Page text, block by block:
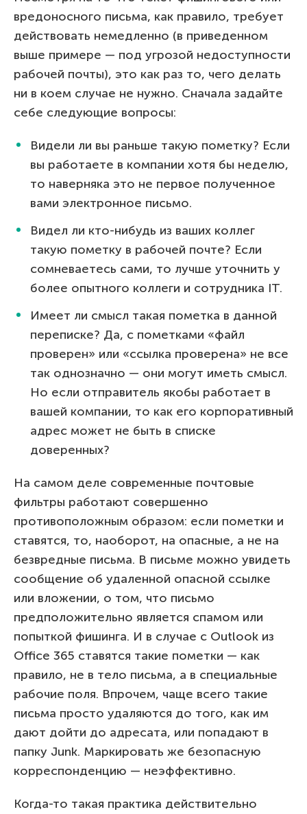
вредоносного письма, как правило, требует
действовать немедленно (в приведенном
выше примере — под угрозой недоступности
рабочей почты), это как раз то, чего делать
ни в коем случае не нужно. Сначала задайте
себе следующие вопросы:
Видели ли вы раньше такую пометку? Если
вы работаете в компании хотя бы неделю,
то наверняка это не первое полученное
вами электронное письмо.
Видел ли кто-нибудь из ваших коллег
такую пометку в рабочей почте? Если
сомневаетесь сами, то лучше уточнить у
более опытного коллеги и сотрудника IT.
Имеет ли смысл такая пометка в данной
переписке? Да, с пометками «файл
проверен» или «ссылка проверена» не все
так однозначно — они могут иметь смысл.
Но если отправитель якобы работает в
вашей компании, то как его корпоративный
адрес может не быть в списке
доверенных?
На самом деле современные почтовые
фильтры работают совершенно
противоположным образом: если пометки и
ставятся, то, наоборот, на опасные, а не на
безвредные письма. В письме можно увидеть
сообщение об удаленной опасной ссылке
или вложении, о том, что письмо
предположительно является спамом или
попыткой фишинга. И в случае с Outlook из
Office 365 ставятся такие пометки — как
правило, не в тело письма, а в специальные
рабочие поля. Впрочем, чаще всего такие
письма просто удаляются до того, как им
дают дойти до адресата, или попадают в
папку Junk. Маркировать же безопасную
корреспонденцию — неэффективно.
Когда-то такая практика действительно